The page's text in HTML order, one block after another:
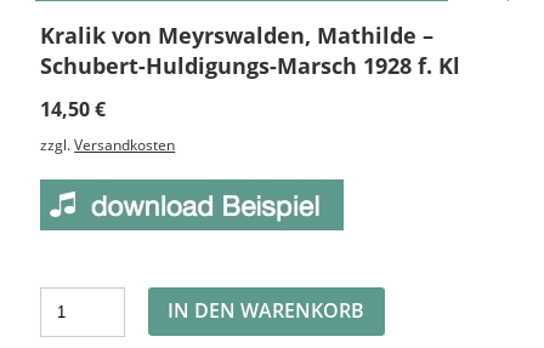
Kralik von Meyrswalden, Mathilde –
Schubert-Huldigungs-Marsch 1928 f. Kl
14,50€
zzgl.Versandkosten
IN DEN WARENKORB